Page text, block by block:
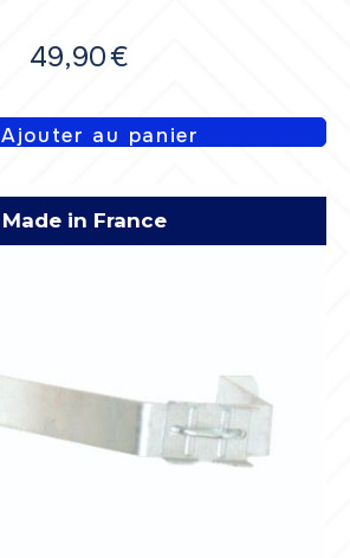
49,90€
Ajouter au panier
Made in France